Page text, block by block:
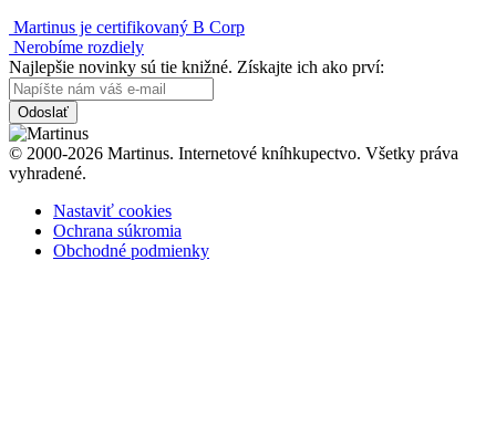
Martinus je certifikovaný B Corp
Nerobíme rozdiely
Najlepšie novinky sú tie knižné. Získajte ich ako prví:
Odoslať
© 2000-2026 Martinus. Internetové kníhkupectvo. Všetky práva
vyhradené.
Nastaviť cookies
Ochrana súkromia
Obchodné podmienky